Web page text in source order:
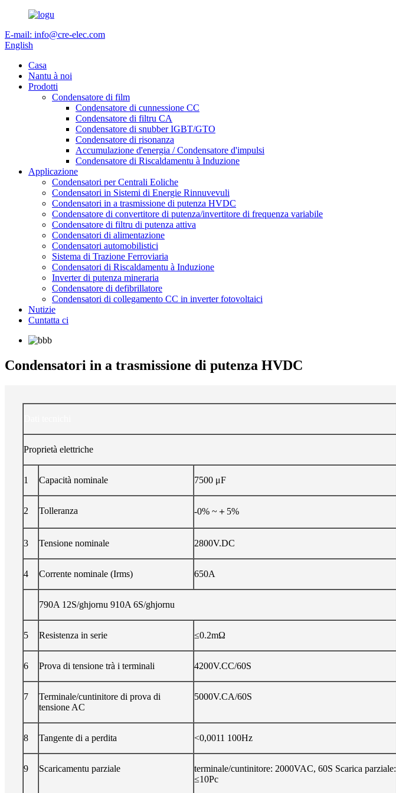
E-mail: info@cre-elec.com
English
Casa
Nantu à noi
Prodotti
Condensatore di film
Condensatore di cunnessione CC
Condensatore di filtru CA
Condensatore di snubber IGBT/GTO
Condensatore di risonanza
Accumulazione d'energia / Condensatore d'impulsi
Condensatore di Riscaldamentu à Induzione
Applicazione
Condensatori per Centrali Eoliche
Condensatori in Sistemi di Energie Rinnuvevuli
Condensatori in a trasmissione di putenza HVDC
Condensatore di convertitore di putenza/invertitore di frequenza variabile
Condensatore di filtru di putenza attiva
Condensatori di alimentazione
Condensatori automobilistici
Sistema di Trazione Ferroviaria
Condensatori di Riscaldamentu à Induzione
Inverter di putenza mineraria
Condensatore di defibrillatore
Condensatori di collegamento CC in inverter fotovoltaici
Nutizie
Cuntatta ci
Condensatori in a trasmissione di putenza HVDC
Proprietà elettriche
1 Capacità nominale 7500 μF
2 Tolleranza -0% ~＋5%
3 Tensione nominale 2800V.DC
4 Corrente nominale (Irms) 650A
790A 12S/ghjornu 910A 6S/ghjornu
5 Resistenza in serie ≤0.2mΩ
6 Prova di tensione trà i terminali 4200V.CC/60S
7
Terminale/cuntinitore di prova di
tensione AC
5000V.CA/60S
8 Tangente di a perdita <0,0011 100Hz
9 Scaricamentu parziale
terminale/cuntinitore: 2000VAC, 60S Scarica parziale:
≤10Pc